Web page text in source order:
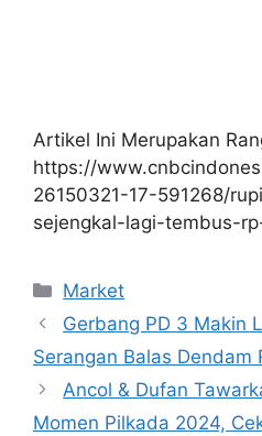
Artikel Ini Merupakan
https://
26150321-17-591268/
sejengkal-lagi-tembus-
Kategori
Market
Gerbang PD 3 Makin
Serangan Balas Dendam
Ancol & Dufan
Momen Pilkada 2024,